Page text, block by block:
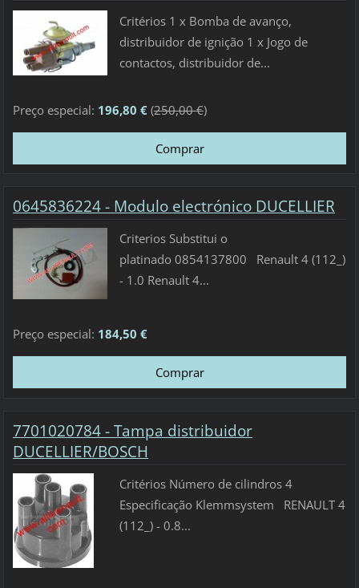
Critérios 1 x Bomba de avanço,
distribuidor de ignição 1 x Jogo de
contactos, distribuidor de...
Preço especial: 196,80 €(250,00 €)
0645836224 - Modulo electrónico DUCELLIER
Criterios Substitui o
platinado 0854137800 Renault 4 (112_)
- 1.0 Renault 4...
Preço especial: 184,50 €
7701020784 - Tampa distribuidor
DUCELLIER/BOSCH
Critérios Número de cilindros 4
Especificação Klemmsystem RENAULT 4
(112_) - 0.8...